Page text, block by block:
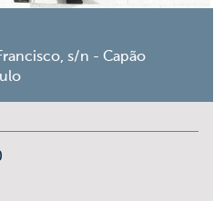
s/n - Capão